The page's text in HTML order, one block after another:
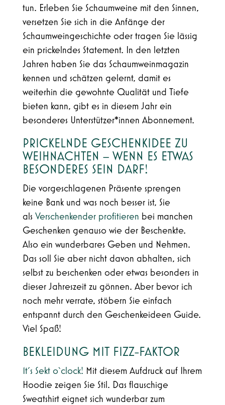
tun. Erleben Sie Schaumweine mit den Sinnen,
versetzen Sie sich in die Anfänge der
Schaumweingeschichte oder tragen Sie lässig
ein prickelndes Statement. In den letzten
Jahren haben Sie das Schaumweinmagazin
kennen und schätzen gelernt, damit es
weiterhin die gewohnte Qualität und Tiefe
bieten kann, gibt es in diesem Jahr ein
besonderes Unterstützer*innen Abonnement.
PRICKELNDE GESCHENKIDEE ZU
WEIHNACHTEN – WENN ES ETWAS
BESONDERES SEIN DARF!
Die vorgeschlagenen Präsente sprengen
keine Bank und was noch besser ist, Sie
als Verschenkender profitieren bei manchen
Geschenken genauso wie der Beschenkte.
Also ein wunderbares Geben und Nehmen.
Das soll Sie aber nicht davon abhalten, sich
selbst zu beschenken oder etwas besonders in
dieser Jahreszeit zu gönnen. Aber bevor ich
noch mehr verrate, stöbern Sie einfach
entspannt durch den Geschenkeideen Guide.
Viel Spaß!
BEKLEIDUNG MIT FIZZ-FAKTOR
1t´s Sekt o`clock! Mit diesem Aufdruck auf Ihrem
Hoodie zeigen Sie Stil. Das flauschige
Sweatshirt eignet sich wunderbar zum